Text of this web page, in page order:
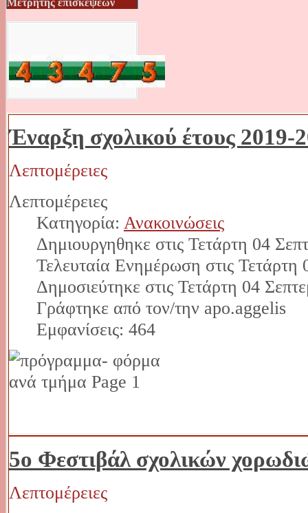
Έναρξη σχολικού έτους 2019-
Λεπτομέρειες
Λεπτομέρειες
Κατηγορία: Ανακοινώσεις
Δημιουργηθηκε στις Τετάρτη 04
Τελευταία Ενημέρωση στις Τετάρτη
Δημοσιεύτηκε στις Τετάρτη 04
Γράφτηκε από τον/την apo.aggelis
Εμφανίσεις: 464
5ο Φεστιβάλ σχολικών
Λεπτομέρειες